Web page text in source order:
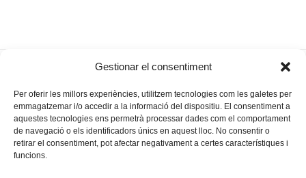
Gestionar el consentiment
Per oferir les millors experiències, utilitzem tecnologies com les galetes per
emmagatzemar i/o accedir a la informació del dispositiu. El consentiment a
aquestes tecnologies ens permetrà processar dades com el comportament
de navegació o els identificadors únics en aquest lloc. No consentir o
retirar el consentiment, pot afectar negativament a certes característiques i
funcions.
Exaltació de Maria Antònia Oliver
next